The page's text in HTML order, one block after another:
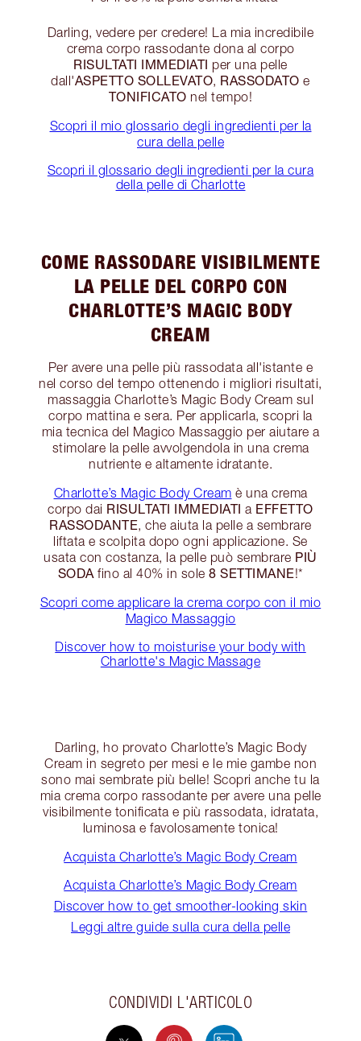
Darling, vedere per credere! La mia incredibile
crema corpo rassodante dona al corpo
RISULTATI IMMEDIATI per una pelle
dall'ASPETTO SOLLEVATO, RASSODATO e
TONIFICATO nel tempo!
Scopri il mio glossario degli ingredienti per la
cura della pelle
Scopri il glossario degli ingredienti per la cura
della pelle di Charlotte
COME RASSODARE VISIBILMENTE
LA PELLE DEL CORPO CON
CHARLOTTE’S MAGIC BODY
CREAM
Per avere una pelle più rassodata all'istante e
nel corso del tempo ottenendo i migliori risultati,
massaggia Charlotte’s Magic Body Cream sul
corpo mattina e sera. Per applicarla, scopri la
mia tecnica del Magico Massaggio per aiutare a
stimolare la pelle avvolgendola in una crema
nutriente e altamente idratante.
Charlotte’s Magic Body Cream è una crema
corpo dai RISULTATI IMMEDIATI a EFFETTO
RASSODANTE, che aiuta la pelle a sembrare
liftata e scolpita dopo ogni applicazione. Se
usata con costanza, la pelle può sembrare PIÙ
SODA fino al 40% in sole 8 SETTIMANE!*
Scopri come applicare la crema corpo con il mio
Magico Massaggio
Discover how to moisturise your body with
Charlotte's Magic Massage
Darling, ho provato Charlotte’s Magic Body
Cream in segreto per mesi e le mie gambe non
sono mai sembrate più belle! Scopri anche tu la
mia crema corpo rassodante per avere una pelle
visibilmente tonificata e più rassodata, idratata,
luminosa e favolosamente tonica!
Acquista Charlotte’s Magic Body Cream
Acquista Charlotte’s Magic Body Cream
Discover how to get smoother-looking skin
Leggi altre guide sulla cura della pelle
CONDIVIDI L'ARTICOLO